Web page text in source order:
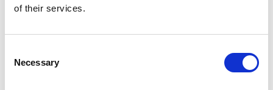
of their services.
Selection
Necessary
Desde siempre en el centro de la propuesta de
Rimadesio, los sistemas correderos están
experimentando una importante evolución